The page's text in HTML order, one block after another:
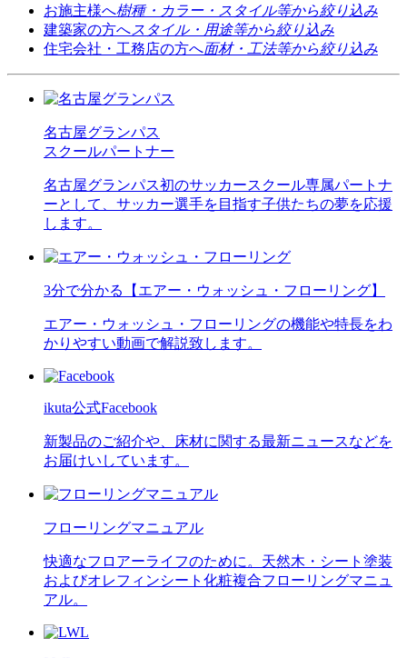
お施主様へ樹種・カラー・スタイル等から絞り込み
建築家の方へ スタイル・用途等から絞り込み
住宅会社・工務店の方へ面材・工法等から絞り込み
名古屋グランパス
スクールパートナー
名古屋グランパス初のサッカースクール専属パートナ
ーとして、サッカー選手を目指す子供たちの夢を応援
します。
3分で分かる【エアー・ウォッシュ・フローリング】
エアー・ウォッシュ・フローリングの機能や特長をわ
かりやすい動画で解説致します。
ikuta公式Facebook
新製品のご紹介や、床材に関する最新ニュースなどを
お届けいしています。
フローリングマニュアル
快適なフロアーライフのために。天然木・シート塗装
およびオレフィンシート化粧複合フローリングマニュ
アル。